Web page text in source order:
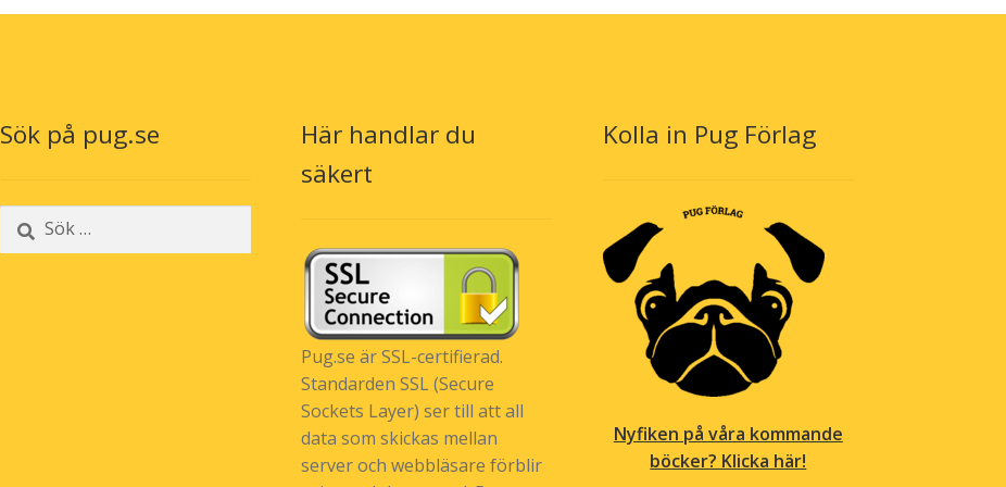
Sök på pug.se
Sök
efter:
Här handlar du
säkert
Pug.se är SSL-certifierad.
Standarden SSL (Secure
Sockets Layer) ser till att all
data som skickas mellan
server och webbläsare förblir
Kolla in Pug Förlag
Nyfiken på våra kommande
böcker? Klicka här!